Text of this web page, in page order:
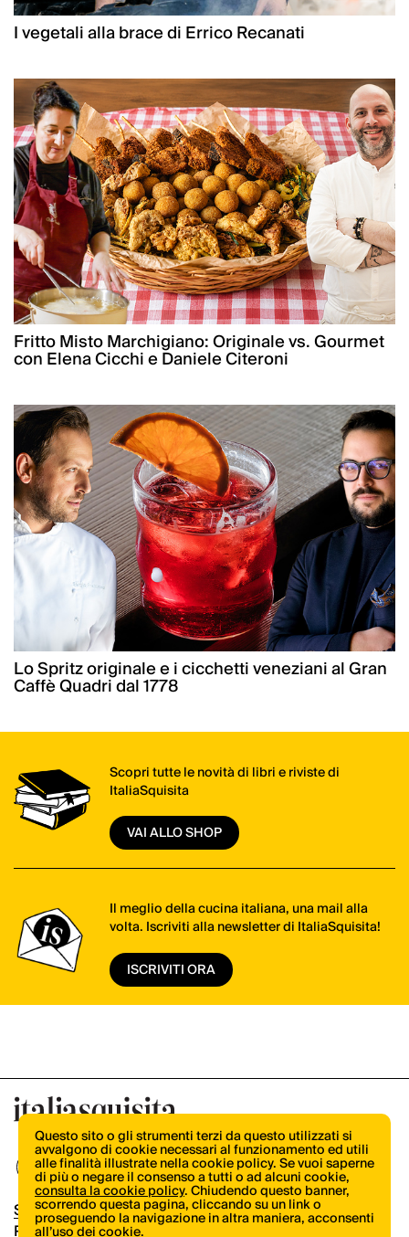
I vegetali alla brace di Errico Recanati
Fritto Misto Marchigiano: Originale vs. Gourmet
con Elena Cicchi e Daniele Citeroni
Lo Spritz originale e i cicchetti veneziani al Gran
Caffè Quadri dal 1778
Scopri tutte le novità di libri e riviste di
ItaliaSquisita
VAI ALLO SHOP
Il meglio della cucina italiana, una mail alla
volta. Iscriviti alla newsletter di ItaliaSquisita!
ISCRIVITI ORA
Shop
Pubblicità
Questo sito o gli strumenti terzi da questo utilizzati si
avvalgono di cookie necessari al funzionamento ed utili
alle finalità illustrate nella cookie policy. Se vuoi saperne
di più o negare il consenso a tutti o ad alcuni cookie,
consulta la cookie policy. Chiudendo questo banner,
scorrendo questa pagina, cliccando su un link o
proseguendo la navigazione in altra maniera, acconsenti
all’uso dei cookie.